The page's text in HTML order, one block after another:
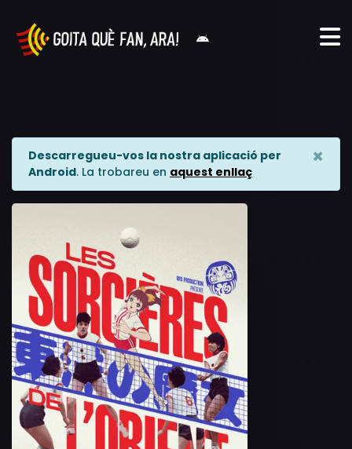
Descarregueu-vos la nostra aplicació per
Android. La trobareu en aquest enllaç
×